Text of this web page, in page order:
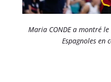
Maria CONDE a montré
Espagnoles en